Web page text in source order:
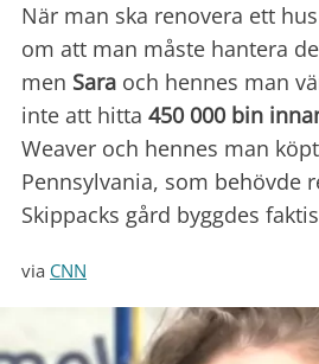
När man ska renovera ett
om att man måste hantera
men Sara och hennes man
inte att hitta 450 000 bin
Weaver och hennes man
Pennsylvania, som behövde
Skippacks gård byggdes
via CNN